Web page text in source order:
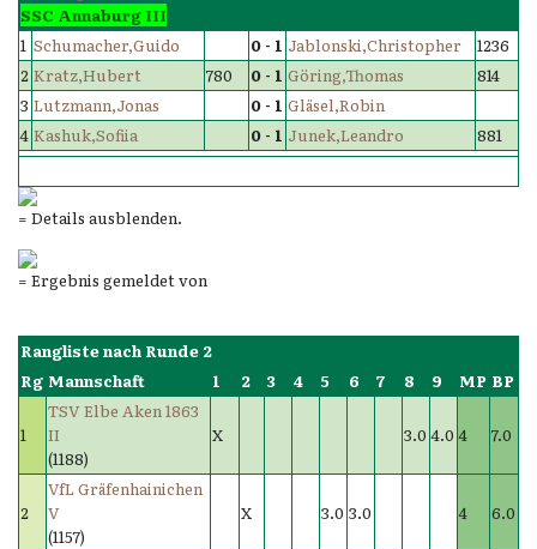
SSC Annaburg III
1 Schumacher,Guido 0 - 1 Jablonski,Christopher
1236
2 Kratz,Hubert 780 0 - 1 Göring,Thomas
814
3 Lutzmann,Jonas 0 - 1 Gläsel,Robin
4 Kashuk,Sofiia 0 - 1 Junek,Leandro 881
= Details ausblenden.
= Ergebnis gemeldet von
Rangliste nach Runde 2
Rg Mannschaft 1 2 3 4 5 6 7 8 9 MP BP
1
TSV Elbe Aken 1863
II
(1188)
X 3.0 4.0 4 7.0
2
VfL Gräfenhainichen
V
(1157)
X 3.0 3.0 4 6.0